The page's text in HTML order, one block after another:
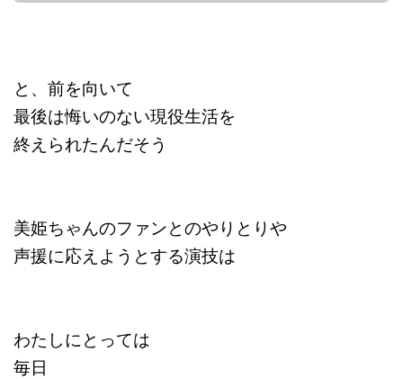
と、前を向いて
最後は悔いのない現役生活を
終えられたんだそう
美姫ちゃんのファンとのやりとりや
声援に応えようとする演技は
わたしにとっては
毎日